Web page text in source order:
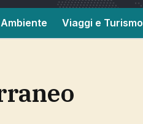
Ambiente Viaggi e Turismo